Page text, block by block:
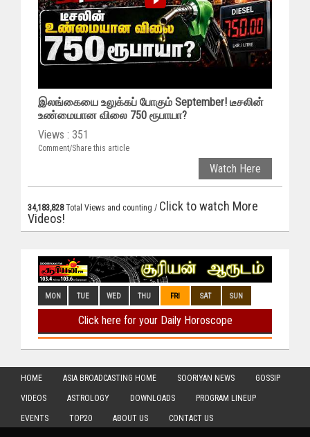
இலங்கையை உலுக்கப் போகும் September! டீசலின்
உண்மையான விலை 750 ரூபாயா?
Views : 351
Comment/Share this article
Watch Here
34,183,828Total Views and counting / Click to watch More
Videos!
HOME ASIA BROADCASTING HOME SOORIYAN NEWS GOSSIP
VIDEOS ASTROLOGY DOWNLOADS PROGRAM LINEUP
EVENTS TOP20 ABOUT US CONTACT US